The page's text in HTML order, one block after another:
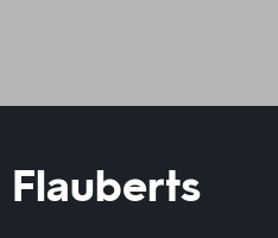
Flauberts